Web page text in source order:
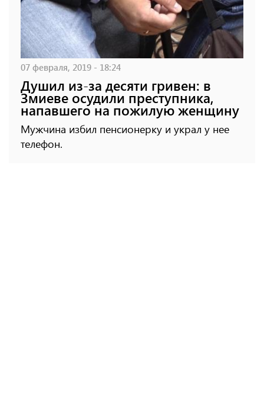
07 февраля, 2019 - 18:24
Душил из-за десяти гривен: в
Змиеве осудили преступника,
напавшего на пожилую женщину
Мужчина избил пенсионерку и украл у нее
телефон.